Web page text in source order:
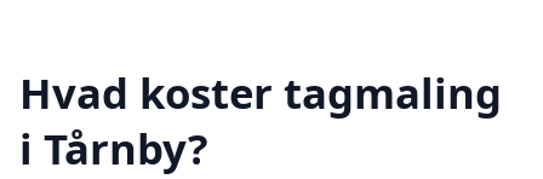
Hvad koster tagmaling
i Tårnby?